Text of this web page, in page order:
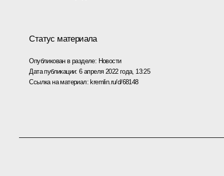
Статус материала
Опубликован в разделе: Новости
Дата публикации:6 апреля 2022 года, 13:25
Ссылка на материал: kremlin.ru/d/68148